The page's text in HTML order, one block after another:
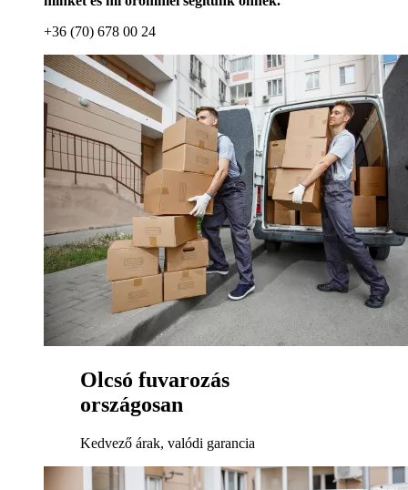
+36 (70) 678 00 24
Olcsó fuvarozás
országosan
Kedvező árak, valódi garancia